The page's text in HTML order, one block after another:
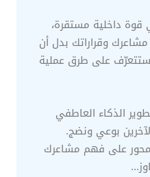
داخلية مستقرة،
وقراراتك بدل أن
على طرق عملية
الذكاء العاطفي
بوعي ونضج.
على فهم مشاعرك